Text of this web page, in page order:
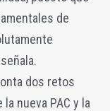
de
dos retos
nueva PAC y la